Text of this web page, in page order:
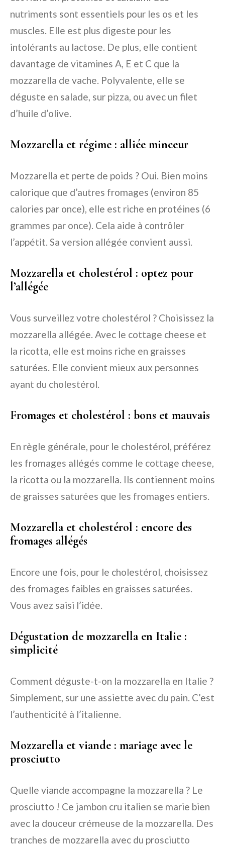
nutriments sont essentiels pour les os et les
muscles. Elle est plus digeste pour les
intolérants au lactose. De plus, elle contient
davantage de vitamines A, E et C que la
mozzarella de vache. Polyvalente, elle se
déguste en salade, sur pizza, ou avec un filet
d’huile d’olive.
Mozzarella et régime : alliée minceur
Mozzarella et perte de poids ? Oui. Bien moins
calorique que d’autres fromages (environ 85
calories par once), elle est riche en protéines (6
grammes par once). Cela aide à contrôler
l’appétit. Sa version allégée convient aussi.
Mozzarella et cholestérol : optez pour
l’allégée
Vous surveillez votre cholestérol ? Choisissez la
mozzarella allégée. Avec le cottage cheese et
la ricotta, elle est moins riche en graisses
saturées. Elle convient mieux aux personnes
ayant du cholestérol.
Fromages et cholestérol : bons et mauvais
En règle générale, pour le cholestérol, préférez
les fromages allégés comme le cottage cheese,
la ricotta ou la mozzarella. Ils contiennent moins
de graisses saturées que les fromages entiers.
Mozzarella et cholestérol : encore des
fromages allégés
Encore une fois, pour le cholestérol, choisissez
des fromages faibles en graisses saturées.
Vous avez saisi l’idée.
Dégustation de mozzarella en Italie :
simplicité
Comment déguste-t-on la mozzarella en Italie ?
Simplement, sur une assiette avec du pain. C’est
l’authenticité à l’italienne.
Mozzarella et viande : mariage avec le
prosciutto
Quelle viande accompagne la mozzarella ? Le
prosciutto ! Ce jambon cru italien se marie bien
avec la douceur crémeuse de la mozzarella. Des
tranches de mozzarella avec du prosciutto